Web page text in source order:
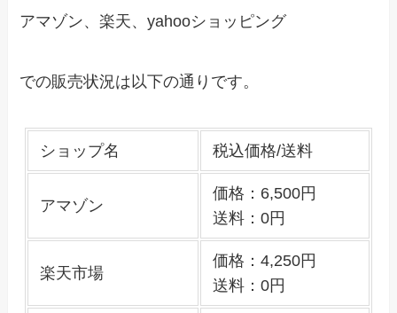
アマゾン、楽天、yahooショッピング
での販売状況は以下の通りです。
ショップ名 税込価格/送料
アマゾン
価格：6,500円
送料：0円
楽天市場
価格：4,250円
送料：0円